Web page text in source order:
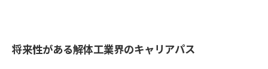
将来性がある解体工業界のキャリアパス